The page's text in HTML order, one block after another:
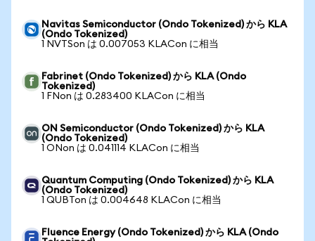
Navitas Semiconductor (Ondo Tokenized) から KLA
(Ondo Tokenized)
1 NVTSon は 0.007053 KLACon に相当
Fabrinet (Ondo Tokenized) から KLA (Ondo
Tokenized)
1 FNon は 0.283400 KLACon に相当
ON Semiconductor (Ondo Tokenized) から KLA
(Ondo Tokenized)
1 ONon は 0.041114 KLACon に相当
Quantum Computing (Ondo Tokenized) から KLA
(Ondo Tokenized)
1 QUBTon は 0.004648 KLACon に相当
Fluence Energy (Ondo Tokenized) から KLA (Ondo